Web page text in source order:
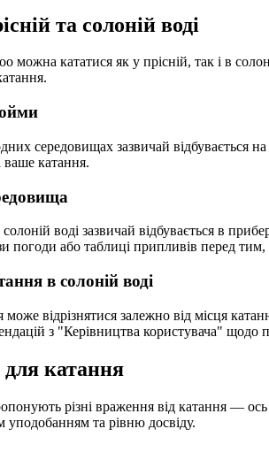
та солоній воді
можна кататися як у прісній, так і в
середовищах зазвичай відбувається
катання.
воді зазвичай відбувається в
погоди або таблиці припливів перед
в солоній воді
може відрізнятися залежно від місця
з "Керівництва користувача" щодо
катання
різні враження від катання —
уподобанням та рівню досвіду.